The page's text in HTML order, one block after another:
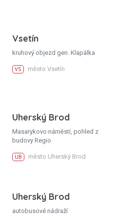
Vsetín
kruhový objezd gen. Klapálka
VS město Vsetín
Uherský Brod
Masarykovo náměstí, pohled z
budovy Regio
UB město Uherský Brod
Uherský Brod
autobusové nádraží